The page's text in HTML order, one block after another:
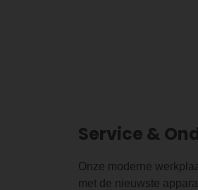
Service &
Onze moderne
met de nieuwste